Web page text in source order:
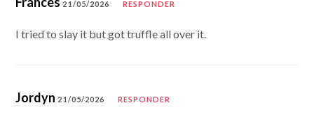
21/05/2026 RESPONDER
I tried to slay it but got truffle all over it.
Jordyn 21/05/2026 RESPONDER